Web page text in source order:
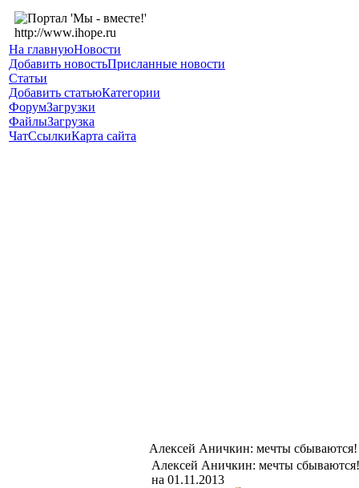
На главнуюНовости
Добавить новостьПрисланные новости
Статьи
Добавить статьюКатегории
ФорумЗагрузки
ФайлыЗагрузка
ЧатСсылкиКарта сайта
Алексей Аничкин: мечты сбываются!
Алексей Аничкин: мечты сбываются!
на 01.11.2013